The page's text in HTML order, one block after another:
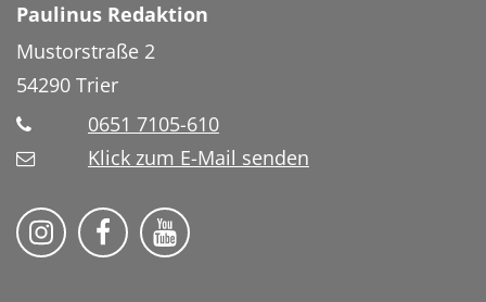
Paulinus Redaktion
Mustorstraße 2
54290 Trier
0651 7105-610
Klick zum E-Mail senden
Bistum Trier auf Instragram
Bistum Trier auf Facebook
Bistum Trier auf YouTube